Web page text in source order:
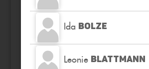
Ida BOLZE
Leonie BLATTMANN